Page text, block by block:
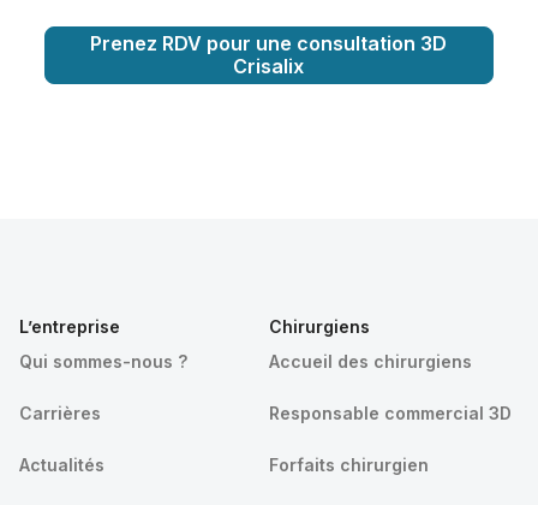
Prenez RDV pour une consultation 3D
Crisalix
L’entreprise
Qui sommes-nous ?
Carrières
Actualités
Chirurgiens
Accueil des chirurgiens
Responsable commercial 3D
Forfaits chirurgien